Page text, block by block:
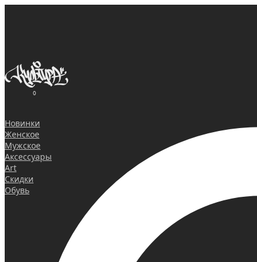
0
Новинки
Женское
Мужское
Аксессуары
Art
Скидки
Обувь